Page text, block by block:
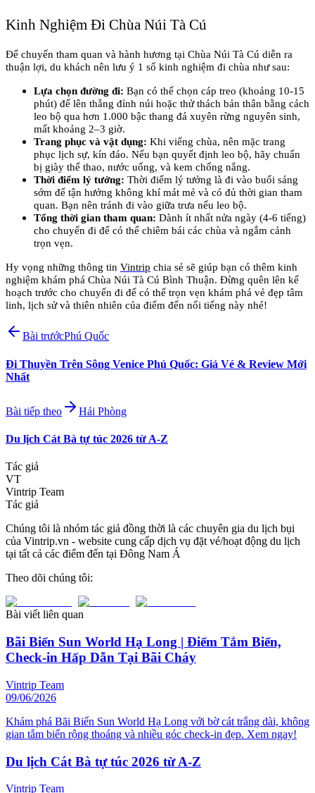
Kinh Nghiệm Đi Chùa Núi Tà Cú
Để chuyến tham quan và hành hương tại Chùa Núi Tà Cú diễn ra
thuận lợi, du khách nên lưu ý 1 số kinh nghiệm đi chùa như sau:
Lựa chọn đường đi: Bạn có thể chọn cáp treo (khoảng 10-15
phút) để lên thẳng đỉnh núi hoặc thử thách bản thân bằng cách
leo bộ qua hơn 1.000 bậc thang đá xuyên rừng nguyên sinh,
mất khoảng 2–3 giờ.
Trang phục và vật dụng: Khi viếng chùa, nên mặc trang
phục lịch sự, kín đáo. Nếu bạn quyết định leo bộ, hãy chuẩn
bị giày thể thao, nước uống, và kem chống nắng.
Thời điểm lý tưởng: Thời điểm lý tưởng là đi vào buổi sáng
sớm để tận hưởng không khí mát mẻ và có đủ thời gian tham
quan. Bạn nên tránh đi vào giữa trưa nếu leo bộ.
Tổng thời gian tham quan: Dành ít nhất nửa ngày (4-6 tiếng)
cho chuyến đi để có thể chiêm bái các chùa và ngắm cảnh
trọn vẹn.
Hy vọng những thông tin Vintrip chia sẻ sẽ giúp bạn có thêm kinh
nghiệm khám phá Chùa Núi Tà Cú Bình Thuận. Đừng quên lên kế
hoạch trước cho chuyến đi để có thể trọn vẹn khám phá vẻ đẹp tâm
linh, lịch sử và thiên nhiên của điểm đến nổi tiếng này nhé!
Bài trướcPhú Quốc
Đi Thuyền Trên Sông Venice Phú Quốc: Giá Vé & Review Mới
Nhất
Bài tiếp theo Hải Phòng
Du lịch Cát Bà tự túc 2026 từ A-Z
Tác giả
VT
Vintrip Team
Tác giả
Chúng tôi là nhóm tác giả đồng thời là các chuyên gia du lịch bụi
của Vintrip.vn - website cung cấp dịch vụ đặt vé/hoạt động du lịch
tại tất cả các điểm đến tại Đông Nam Á
Theo dõi chúng tôi:
Bài viết liên quan
Bãi Biển Sun World Hạ Long | Điểm Tắm Biển,
Check-in Hấp Dẫn Tại Bãi Cháy
Vintrip Team
09/06/2026
Khám phá Bãi Biển Sun World Hạ Long với bờ cát trắng dài, không
gian tắm biển rộng thoáng và nhiều góc check-in đẹp. Xem ngay!
Du lịch Cát Bà tự túc 2026 từ A-Z
Vintrip Team